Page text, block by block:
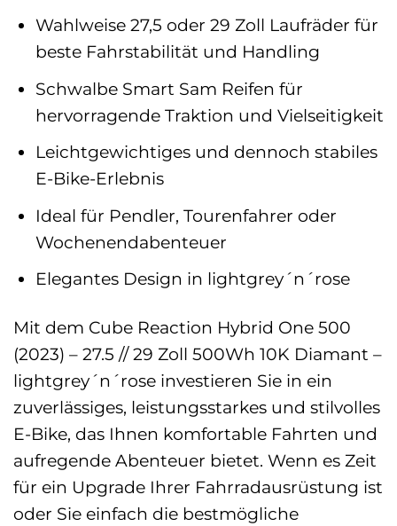
Wahlweise 27,5 oder 29 Zoll Laufräder für
beste Fahrstabilität und Handling
Schwalbe Smart Sam Reifen für
hervorragende Traktion und Vielseitigkeit
Leichtgewichtiges und dennoch stabiles
E-Bike-Erlebnis
Ideal für Pendler, Tourenfahrer oder
Wochenendabenteuer
Elegantes Design in lightgrey´n´rose
Mit dem Cube Reaction Hybrid One 500
(2023) – 27.5 // 29 Zoll 500Wh 10K Diamant –
lightgrey´n´rose investieren Sie in ein
zuverlässiges, leistungsstarkes und stilvolles
E-Bike, das Ihnen komfortable Fahrten und
aufregende Abenteuer bietet. Wenn es Zeit
für ein Upgrade Ihrer Fahrradausrüstung ist
oder Sie einfach die bestmögliche